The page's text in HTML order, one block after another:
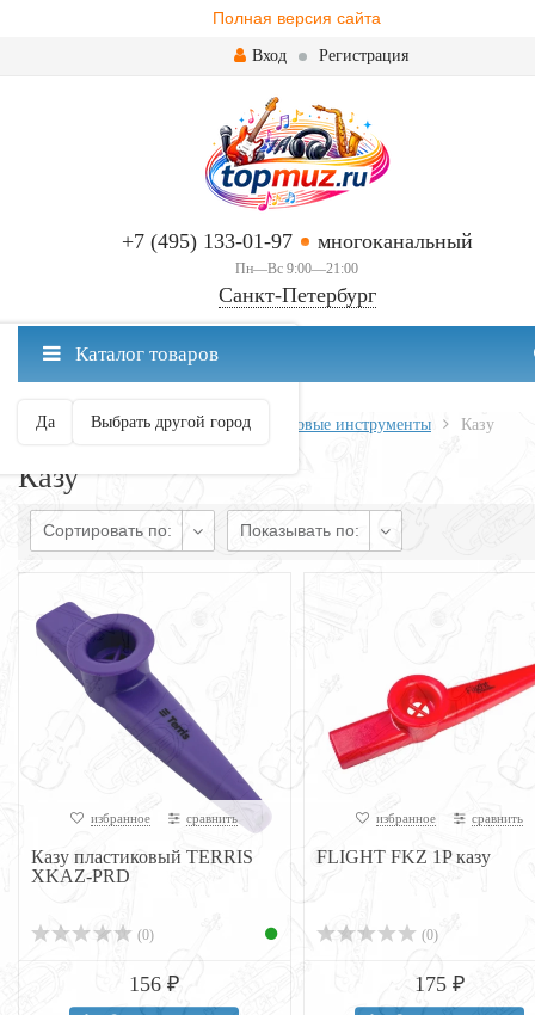
Полная версия сайта
Вход Регистрация
+7 (495) 133-01-97 многоканальный
Пн—Вс 9:00—21:00
Санкт-Петербург
Санкт-Петербург ваш город?
Да Выбрать другой город
Каталог товаров
Главная Духовые Народные духовые инструменты Казу
Казу
Сортировать по: Показывать по:
избранное сравнить
Казу пластиковый TERRIS
XKAZ-PRD
(0)
156 ₽
избранное сравнить
FLIGHT FKZ 1P казу
(0)
175 ₽